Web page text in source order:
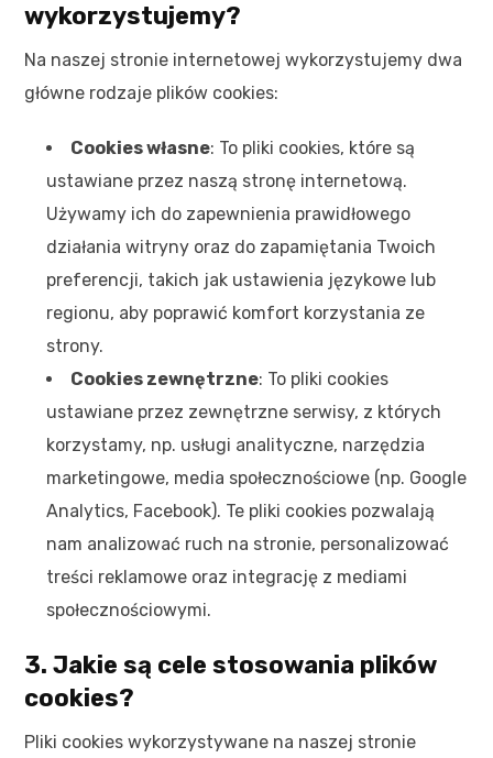
wykorzystujemy?
Na naszej stronie internetowej wykorzystujemy dwa
główne rodzaje plików cookies:
Cookies własne: To pliki cookies, które są
ustawiane przez naszą stronę internetową.
Używamy ich do zapewnienia prawidłowego
działania witryny oraz do zapamiętania Twoich
preferencji, takich jak ustawienia językowe lub
regionu, aby poprawić komfort korzystania ze
strony.
Cookies zewnętrzne: To pliki cookies
ustawiane przez zewnętrzne serwisy, z których
korzystamy, np. usługi analityczne, narzędzia
marketingowe, media społecznościowe (np. Google
Analytics, Facebook). Te pliki cookies pozwalają
nam analizować ruch na stronie, personalizować
treści reklamowe oraz integrację z mediami
społecznościowymi.
3. Jakie są cele stosowania plików
cookies?
Pliki cookies wykorzystywane na naszej stronie